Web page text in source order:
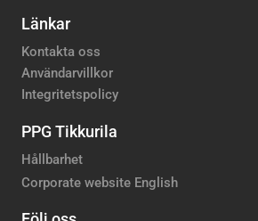
Länkar
Kontakta oss
Användarvillkor
Integritetspolicy
PPG Tikkurila
Hållbarhet
Corporate website English